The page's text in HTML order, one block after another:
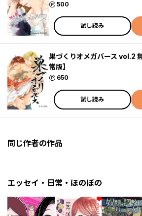
500
ポイント
試し読み
巣づくりオメガバース vol.2
常版】
650
ポイント
試し読み
同じ作者の作品
エッセイ・日常・ほのぼの